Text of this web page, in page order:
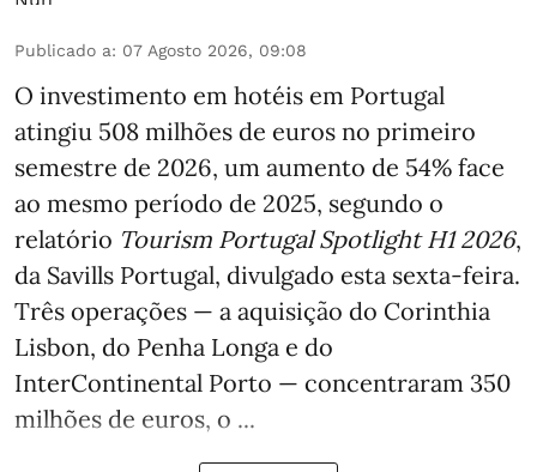
Publicado a: 07 Agosto 2026, 09:08
O investimento em hotéis em Portugal
atingiu 508 milhões de euros no primeiro
semestre de 2026, um aumento de 54% face
ao mesmo período de 2025, segundo o
relatório Tourism Portugal Spotlight H1 2026,
da Savills Portugal, divulgado esta sexta-feira.
Três operações — a aquisição do Corinthia
Lisbon, do Penha Longa e do
InterContinental Porto — concentraram 350
milhões de euros, o ...